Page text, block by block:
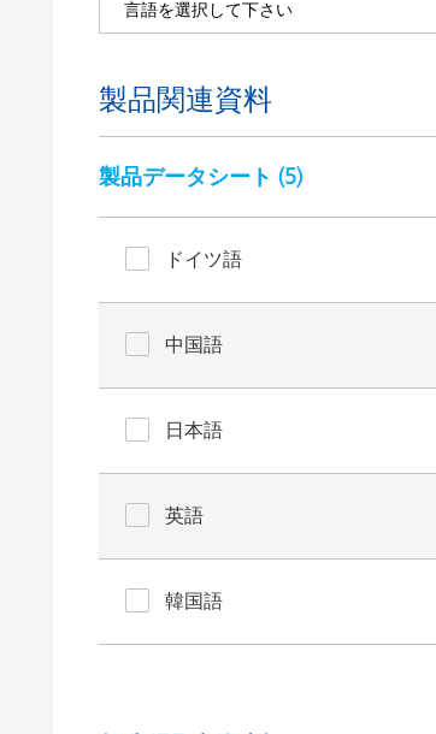
製品関連資料
製品データシート (5)
ドイツ語
中国語
日本語
英語
韓国語